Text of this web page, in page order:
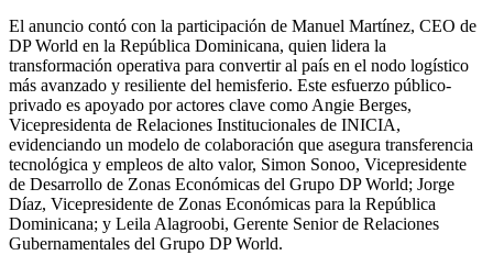
El anuncio contó con la participación de Manuel Martínez, CEO de
DP World en la República Dominicana, quien lidera la
transformación operativa para convertir al país en el nodo logístico
más avanzado y resiliente del hemisferio. Este esfuerzo público-
privado es apoyado por actores clave como Angie Berges,
Vicepresidenta de Relaciones Institucionales de INICIA,
evidenciando un modelo de colaboración que asegura transferencia
tecnológica y empleos de alto valor, Simon Sonoo, Vicepresidente
de Desarrollo de Zonas Económicas del Grupo DP World; Jorge
Díaz, Vicepresidente de Zonas Económicas para la República
Dominicana; y Leila Alagroobi, Gerente Senior de Relaciones
Gubernamentales del Grupo DP World.